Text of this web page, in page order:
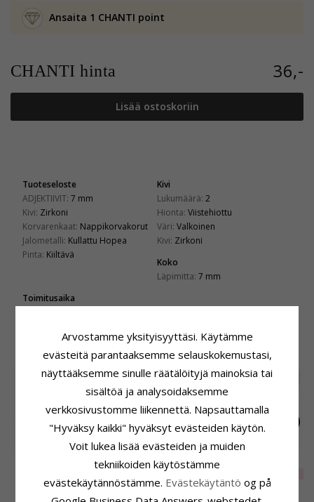
Ansaita 1 CHANTI point
CHANTI hinta 36,-
Lisää ostoskoriin
Tuoteseloste
ADJEKTIIVIT: 7 mm
Kivi: Zirkoni
Korvarenkaat: Nappikorvakorut
Jalometalli: Kullattu Hopea
Pinta: Kiiltävä
Kivi
Lukumäärä: 2
Hionta: Viistehiottu
Väri: Valkoinen
Kivi: Zirkoni
Koko
Läpimitta: 7 mm
Toimitusaika
LIITTYVÄT TUOTTEET
kullattu hopea
4 mm
nappikorvakorut
kullattu hopea
CHANTI hinta
POISTUU
kullattu hopea
Arvostamme yksityisyyttäsi. Käytämme
evästeitä parantaaksemme selauskokemustasi,
näyttääksemme sinulle räätälöityjä mainoksia tai
sisältöä ja analysoidaksemme
verkkosivustomme liikennettä. Napsauttamalla
"Hyväksy kaikki" hyväksyt evästeiden käytön.
Voit lukea lisää evästeiden ja muiden
tekniikoiden käytöstämme
evästekäytännöstämme. Evästekäytäntö og på